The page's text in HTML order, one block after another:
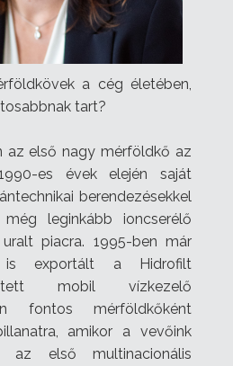
a cég életében,
tart?
az első nagy mérföldkő az
es évek elején saját
berendezésekkel
leginkább ioncserélő
piacra. 1995-ben már
is exportált a Hidrofilt
mobil vízkezelő
fontos mérföldkőként
amikor a vevőink
az első multinacionális